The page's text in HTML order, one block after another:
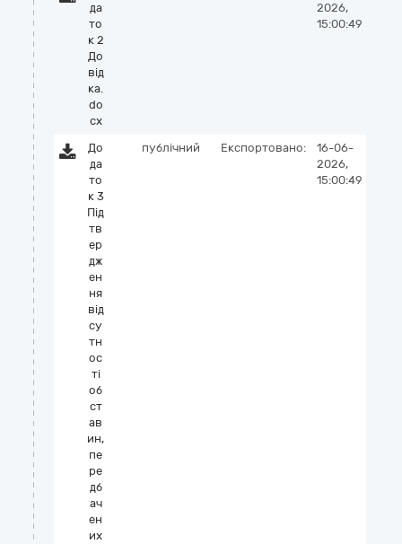
да
то
к 2
До
від
ка.
do
cx
2026,
15:00:49
До
да
то
к 3
Під
тв
ер
дж
ен
ня
від
су
тн
ос
ті
об
ст
ав
ин,
пе
ре
дб
ач
ен
их
публічний Експортовано:
16-06-
2026,
15:00:49